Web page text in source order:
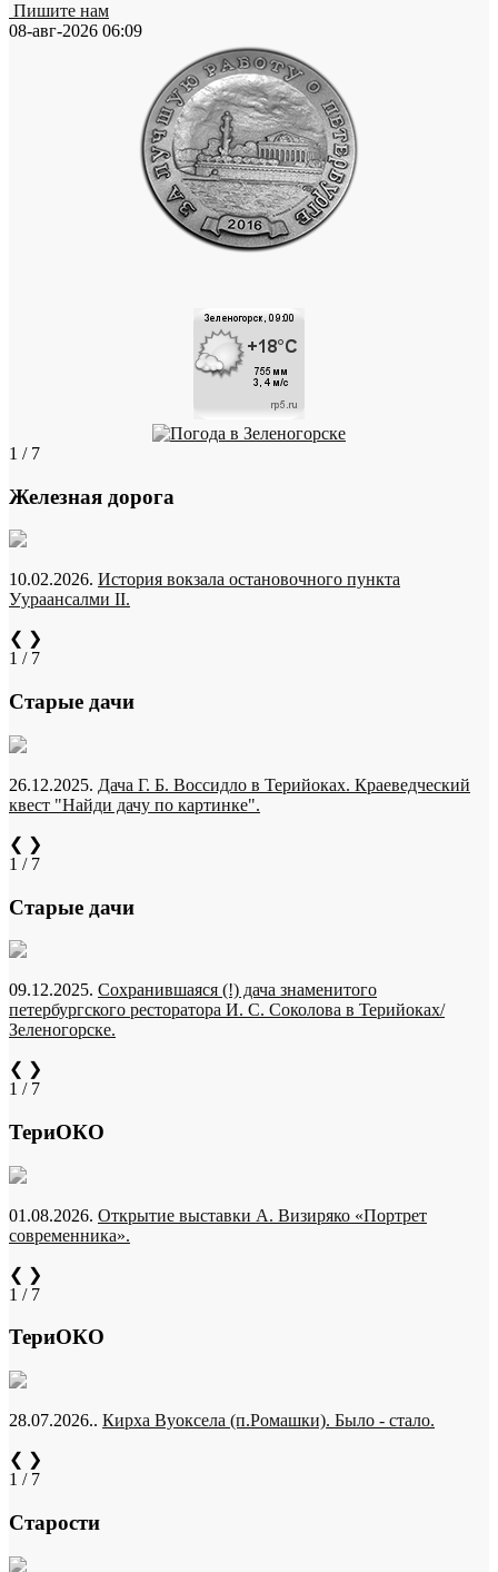
Пишите нам
08-авг-2026 06:09
1 / 7
Железная дорога
10.02.2026. История вокзала остановочного пункта
Уураансалми II.
❮ ❯
1 / 7
Старые дачи
26.12.2025. Дача Г. Б. Воссидло в Терийоках. Краеведческий
квест "Найди дачу по картинке".
❮ ❯
1 / 7
Старые дачи
09.12.2025. Сохранившаяся (!) дача знаменитого
петербургского ресторатора И. С. Соколова в Терийоках/
Зеленогорске.
❮ ❯
1 / 7
ТериОКО
01.08.2026. Открытие выставки А. Визиряко «Портрет
современника».
❮ ❯
1 / 7
ТериОКО
28.07.2026.. Кирха Вуоксела (п.Ромашки). Было - стало.
❮ ❯
1 / 7
Старости